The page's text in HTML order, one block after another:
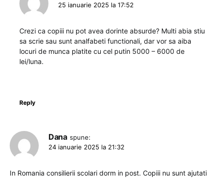
25 ianuarie 2025 la 17:52
Crezi ca copiii nu pot avea dorinte absurde? Multi abia stiu
sa scrie sau sunt analfabeti functionali, dar vor sa aiba
locuri de munca platite cu cel putin 5000 – 6000 de
lei/luna.
Reply
Dana spune:
24 ianuarie 2025 la 21:32
In Romania consilierii scolari dorm in post. Copiii nu sunt ajutati